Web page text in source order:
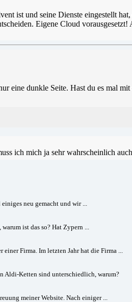
ist und seine Dienste eingestellt
Eigene Cloud
eine dunkle Seite. Hast du es mal
ich mich ja sehr wahrscheinlich
neu gemacht und wir ...
ist das so? Hat Zypern ...
Firma. Im letzten Jahr hat die Firma ...
Aldi-Ketten sind unterschiedlich, warum?
meiner Website. Nach einiger ...